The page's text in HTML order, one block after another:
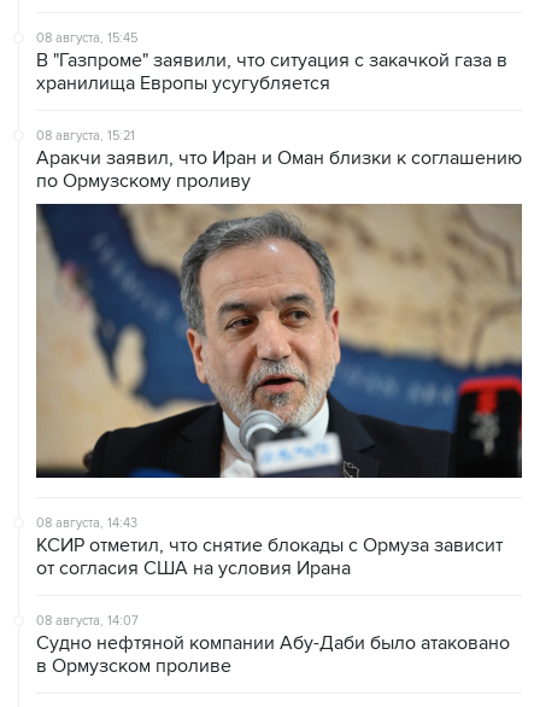
08 августа, 15:45
В "Газпроме" заявили, что ситуация с закачкой газа в
хранилища Европы усугубляется
08 августа, 15:21
Аракчи заявил, что Иран и Оман близки к соглашению
по Ормузскому проливу
08 августа, 14:43
КСИР отметил, что снятие блокады с Ормуза зависит
от согласия США на условия Ирана
08 августа, 14:07
Судно нефтяной компании Абу-Даби было атаковано
в Ормузском проливе